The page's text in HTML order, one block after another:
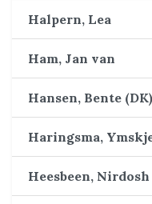
Halpern, Lea
Ham, Jan van
Hansen, Bente (DK)
Haringsma,
Heesbeen,